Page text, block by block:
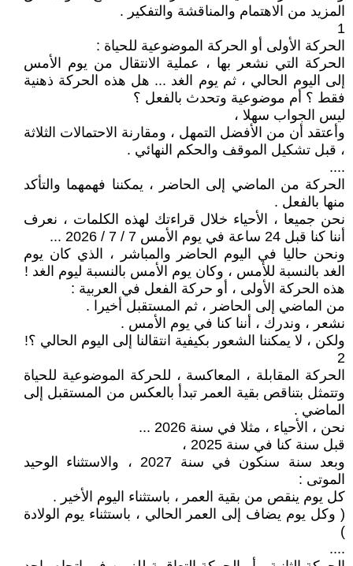
المزيد من الاهتمام والمناقشة والتفكير .
1
الحركة الأولى أو الحركة الموضوعية للحياة :
الحركة التي نشعر بها ، عملية الانتقال من يوم الأمس
إلى اليوم الحالي ، ثم يوم الغد ... هل هذه الحركة ذهنية
فقط ؟ أم موضوعية وتحدث بالفعل ؟
ليس الجواب سهلا ،
وأعتقد أن من الأفضل التمهل ، ومقارنة الاحتمالات الثلاثة
، قبل تشكيل الموقف والحكم النهائي .
....
الحركة من الماضي إلى الحاضر ، يمكننا فهمهما والتأكد
منها بالفعل .
نحن جميعا ، الأحياء خلال قراءتك لهذه الكلمات ، نعرف
أننا كنا قبل 24 ساعة في يوم الأمس 7 / 7 / 2026 ...
ونحن حاليا في اليوم الحاضر والمباشر ، الذي كان يوم
الغد بالنسبة للأمس ، وكان يوم الأمس بالنسبة ليوم الغد !
هذه الحركة الأولى ، أو حركة الفعل في العربية :
من الماضي إلى الحاضر ، ثم المستقبل أخيرا .
نشعر ، وندرك ، أننا كنا في يوم الأمس .
ولكن ، لا يمكننا الشعور بكيفية انتقالنا إلى اليوم الحالي ؟!
2
الحركة المقابلة ، المعاكسة ، للحركة الموضوعية للحياة
وتتمثل بتناقص بقية العمر تبدأ بالعكس من المستقبل إلى
الماضي .
نحن ، الأحياء ، مثلا في سنة 2026 ...
قبل سنة كنا في سنة 2025 ،
وبعد سنة سنكون في سنة 2027 ، والاستثناء الوحيد
الموتى :
كل يوم ينقص من بقية العمر ، باستثناء اليوم الأخير .
( وكل يوم يضاف إلى العمر الحالي ، باستثناء يوم الولادة
)
....